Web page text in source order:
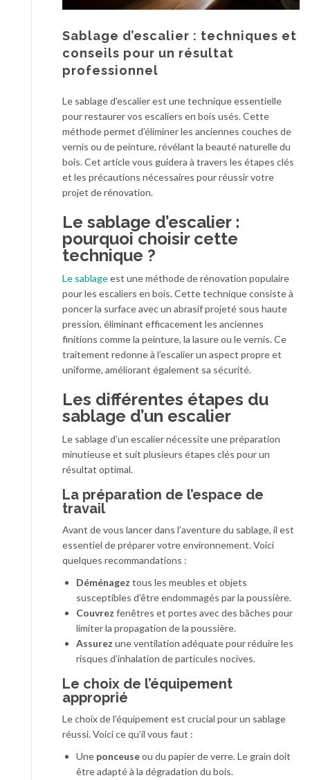
Sablage d’escalier : techniques et
conseils pour un résultat
professionnel
Le sablage d’escalier est une technique essentielle
pour restaurer vos escaliers en bois usés. Cette
méthode permet d’éliminer les anciennes couches de
vernis ou de peinture, révélant la beauté naturelle du
bois. Cet article vous guidera à travers les étapes clés
et les précautions nécessaires pour réussir votre
projet de rénovation.
Le sablage d’escalier :
pourquoi choisir cette
technique ?
Le sablageest une méthode de rénovation populaire
pour les escaliers en bois. Cette technique consiste à
poncer la surface avec un abrasif projeté sous haute
pression, éliminant efficacement les anciennes
finitions comme la peinture, la lasure ou le vernis. Ce
traitement redonne à l’escalier un aspect propre et
uniforme, améliorant également sa sécurité.
Les différentes étapes du
sablage d’un escalier
Le sablage d’un escalier nécessite une préparation
minutieuse et suit plusieurs étapes clés pour un
résultat optimal.
La préparation de l’espace de
travail
Avant de vous lancer dans l’aventure du sablage, il est
essentiel de préparer votre environnement. Voici
quelques recommandations :
Déménagez tous les meubles et objets
susceptibles d’être endommagés par la poussière.
Couvrez fenêtres et portes avec des bâches pour
limiter la propagation de la poussière.
Assurez une ventilation adéquate pour réduire les
risques d’inhalation de particules nocives.
Le choix de l’équipement
approprié
Le choix de l’équipement est crucial pour un sablage
réussi. Voici ce qu’il vous faut :
Une ponceuseou du papier de verre. Le grain doit
être adapté à la dégradation du bois.